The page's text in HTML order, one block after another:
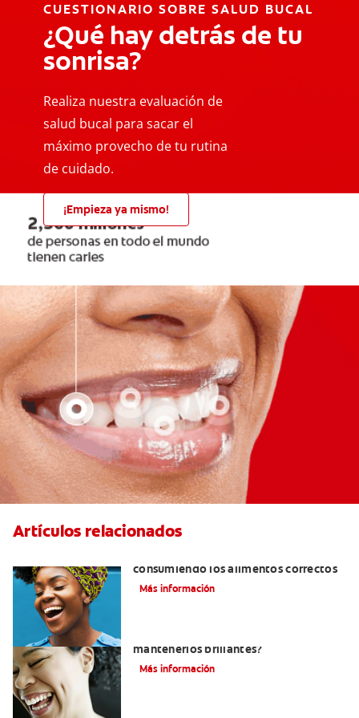
CUESTIONARIO SOBRE SALUD BUCAL
¿Qué hay detrás de tu
sonrisa?
Realiza nuestra evaluación de
salud bucal para sacar el
máximo provecho de tu rutina
de cuidado.
¡Empieza ya mismo!
Artículos relacionados
consumiendo los alimentos correctos
Más información
mantenerlos brillantes?
Más información